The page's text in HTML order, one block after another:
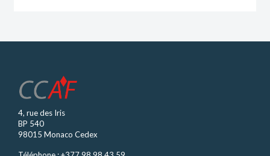
4, rue des Iris
BP 540
98015 Monaco Cedex